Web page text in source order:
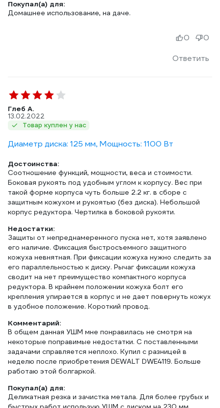
Покупал(а) для:
Домашнее использование, на даче.
Ответить
0 0
Глеб А.
13.02.2022
Товар куплен у нас
Диаметр диска: 125 мм, Мощность: 1100 Вт
Достоинства:
Соотношение функций, мощности, веса и стоимости.
Боковая рукоять под удобным углом к корпусу. Вес при
такой форме корпуса чуть больше 2.2 кг. в сборе с
защитным кожухом и рукоятью (без диска). Небольшой
корпус редуктора. Чертилка в боковой рукояти.
Недостатки:
Защиты от непреднамеренного пуска нет, хотя заявлено
его наличие. Фиксация быстросъемного защитного
кожуха невнятная. При фиксации кожуха нужно следить за
его параллельностью к диску. Рычаг фиксации кожуха
сводит на нет преимущество компактного корпуса
редуктора. В крайнем положении кожуха болт его
крепления упирается в корпус и не дает повернуть кожух
в удобное положение. Короткий провод.
Комментарий:
В общем данная УШМ мне понравилась не смотря на
некоторые поправимые недостатки. С поставленными
задачами справляется неплохо. Купил с разницей в
неделю после приобретения DEWALT DWE4119. Больше
работаю этой болгаркой.
Покупал(а) для:
Деликатная резка и зачистка метала. Для более грубых и